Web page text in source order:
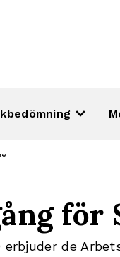
keyboard_arrow_down
för
erbjuder de